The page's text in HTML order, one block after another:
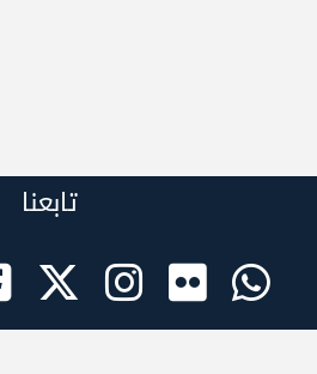
تابعنا